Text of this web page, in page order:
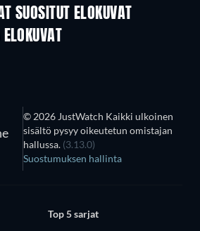
SUOSITUT ELOKUVAT
© 2026 JustWatch Kaikki ulkoinen
sisältö pysyy oikeutetun omistajan
hallussa. (3.13.0)
Suostumuksen hallinta
Top 5 sarjat